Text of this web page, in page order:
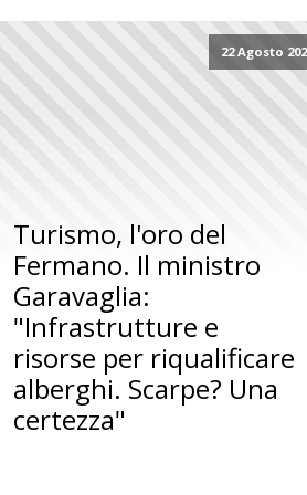
22 Agosto
Turismo, l'oro del
Fermano. Il ministro
Garavaglia:
"Infrastrutture e
risorse per riqualificare
alberghi. Scarpe? Una
certezza"